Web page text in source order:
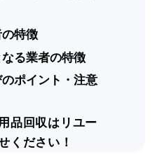
の特徴
る業者の特徴
ポイント・注意
品回収はリユー
ください！